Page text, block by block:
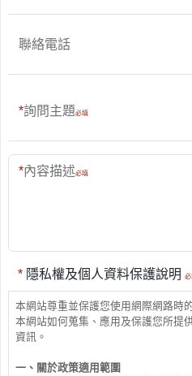
聯絡電話
詢問主題
內容描述
隱私權及個人資料保護說明
本網站尊重並保護您使用網際網路時
本網站如何蒐集、應用及保護您所提
資訊。
一、關於政策適用範圍